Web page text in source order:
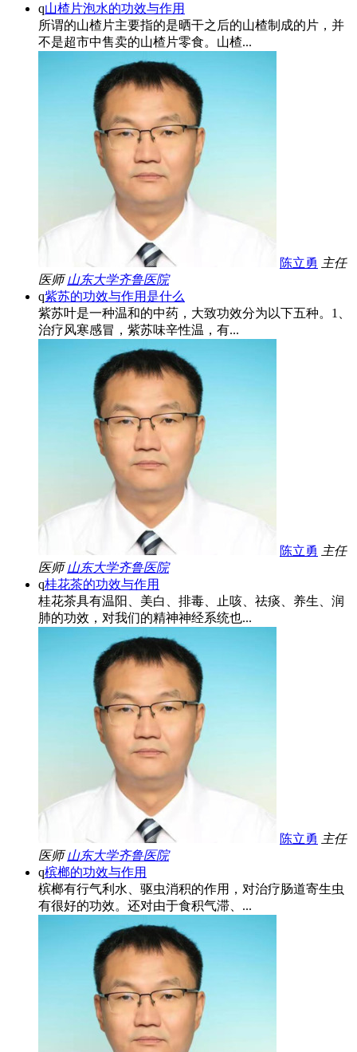
q山楂片泡水的功效与作用
所谓的山楂片主要指的是晒干之后的山楂制成的片，并
不是超市中售卖的山楂片零食。山楂...
陈立勇 主任
医师 山东大学齐鲁医院
q紫苏的功效与作用是什么
紫苏叶是一种温和的中药，大致功效分为以下五种。1、
治疗风寒感冒，紫苏味辛性温，有...
陈立勇 主任
医师 山东大学齐鲁医院
q桂花茶的功效与作用
桂花茶具有温阳、美白、排毒、止咳、祛痰、养生、润
肺的功效，对我们的精神神经系统也...
陈立勇 主任
医师 山东大学齐鲁医院
q槟榔的功效与作用
槟榔有行气利水、驱虫消积的作用，对治疗肠道寄生虫
有很好的功效。还对由于食积气滞、...